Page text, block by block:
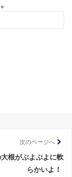
次のページへ
根がぶよぶよに軟
らかいよ！